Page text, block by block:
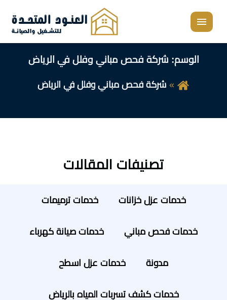
القائمة
الوسم: شركة فحص مباني وفلل في الرياض
شركة فحص مباني وفلل في الرياض
تصنيفات المقالات
خدمات عزل خزانات خدمات ترميمات
خدمات فحص مباني خدمات صيانة كهرباء
مدونة خدمات عزل اسطح
خدمات كشف تسربات المياه بالرياض